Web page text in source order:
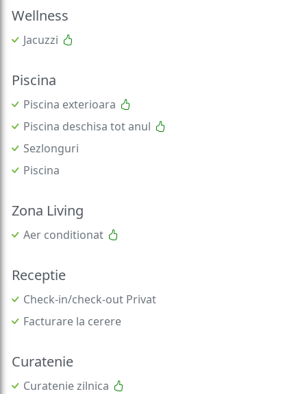
Wellness
Jacuzzi
Piscina
Piscina exterioara
Piscina deschisa tot anul
Sezlonguri
Piscina
Zona Living
Aer conditionat
Receptie
Check-in/check-out Privat
Facturare la cerere
Curatenie
Curatenie zilnica